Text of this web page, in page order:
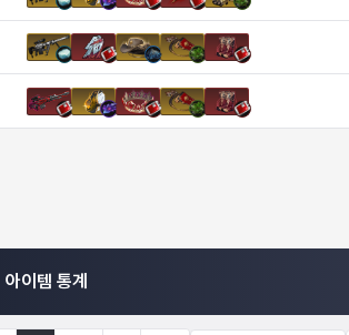
아이템 통계